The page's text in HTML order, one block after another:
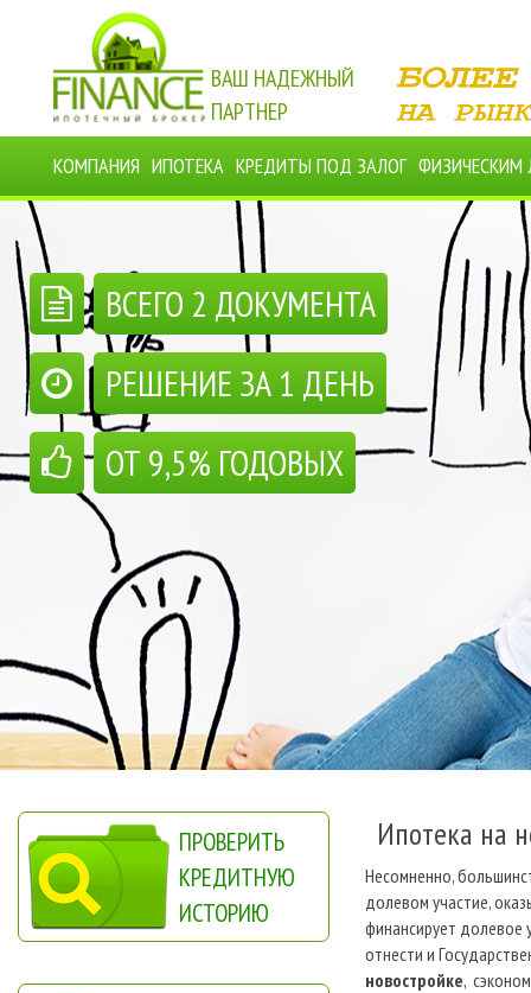
ВАШ НАДЕЖНЫЙ
ПАРТНЕР
КОМПАНИЯ ИПОТЕКА КРЕДИТЫ ПОД ЗАЛОГ
ВСЕГО 2 ДОКУМЕНТА
РЕШЕНИЕ ЗА 1 ДЕНЬ
ОТ 9,5% ГОДОВЫХ
ПРОВЕРИТЬ
КРЕДИТНУЮ
ИСТОРИЮ
Ипотека на
Несомненно,
долевом участие,
финансирует долевое
отнести и
новостройке,